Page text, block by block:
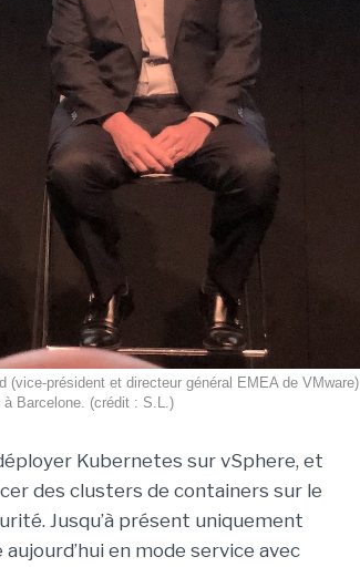
(vice-président et directeur général EMEA de VMware)
Barcelone. (crédit : S.L.)
Kubernetes sur vSphere, et
des clusters de containers sur le
Jusqu’à présent uniquement
en mode service avec